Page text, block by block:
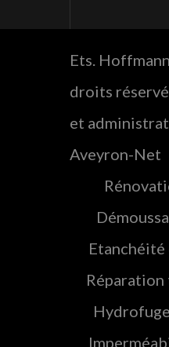
Ets.
droits
et
Aveyron-Net